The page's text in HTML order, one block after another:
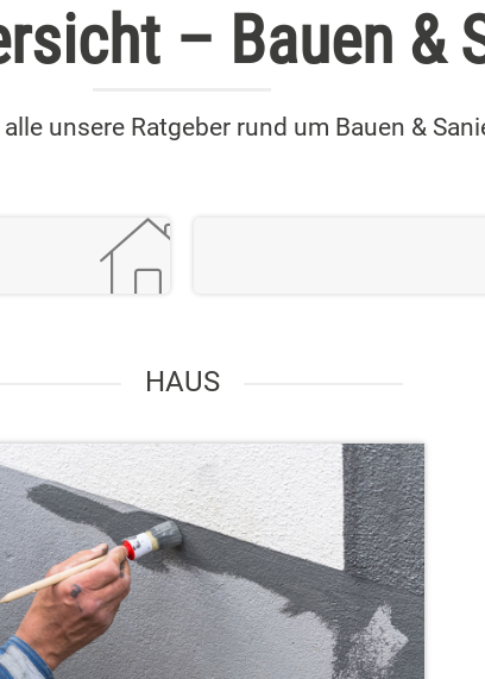
– Bauen &
unsere Ratgeber rund um Bauen &
HAUS